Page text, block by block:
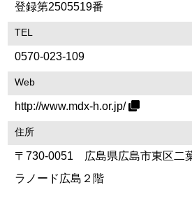
登録第2505519番
TEL
0570-023-109
Web
http://www.mdx-h.or.jp/
住所
〒730-0051 広島県広島市東区二
ラノード広島２階